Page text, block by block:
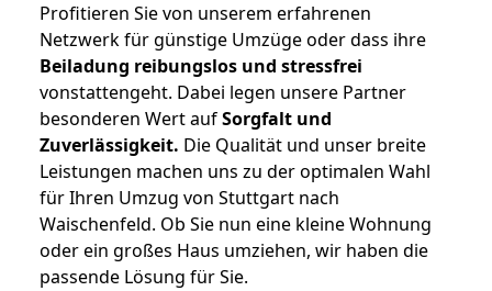
Profitieren Sie von unserem erfahrenen
Netzwerk für günstige Umzüge oder dass ihre
Beiladung reibungslos und stressfrei
vonstattengeht. Dabei legen unsere Partner
besonderen Wert aufSorgfalt und
Zuverlässigkeit. Die Qualität und unser breite
Leistungen machen uns zu der optimalen Wahl
für Ihren Umzug von Stuttgart nach
Waischenfeld. Ob Sie nun eine kleine Wohnung
oder ein großes Haus umziehen, wir haben die
passende Lösung für Sie.